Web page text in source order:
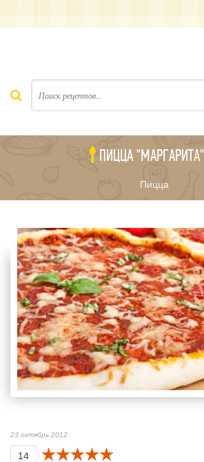
ПИЦЦА "МАРГАРИТА"
Пицца
23 октябрь 2012
14